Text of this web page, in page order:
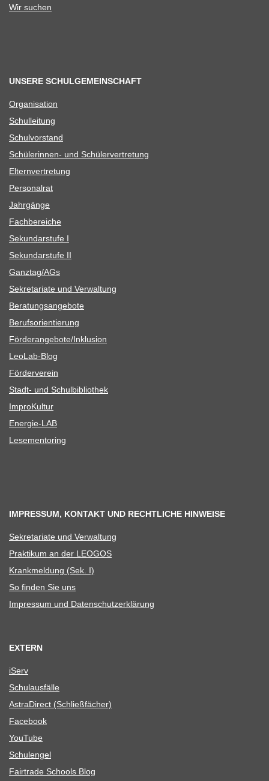
Wir suchen
UNSERE SCHULGEMEINSCHAFT
Orga­ni­sa­tion
Schul­lei­tung
Schul­vor­stand
Schü­le­rin­nen- und Schülervertretung
Eltern­ver­tre­tung
Per­so­nal­rat
Jahr­gänge
Fach­be­rei­che
Sekun­dar­stufe I
Sekun­dar­stufe II
Ganztag/​​AGs
Sekre­ta­riate und Verwaltung
Bera­tungs­an­ge­bote
Berufs­ori­en­tie­rung
Förderangebote/​​Inklusion
Leo­Lab-Blog
För­der­ver­ein
Stadt- und Schulbibliothek
Impro­Kul­tur
Ener­­gie-LAB
Lese­men­to­ring
IMPRESSUM, KONTAKT UND RECHTLICHE HINWEISE
Sekre­ta­riate und Verwaltung
Prak­ti­kum an der LEOGOS
Krank­mel­dung (Sek. I)
So fin­den Sie uns
Impres­sum und Datenschutzerklärung
EXTERN
iServ
Schul­aus­fälle
Astra­Di­rect (Schließ­fä­cher)
Face­book
You­Tube
Schul­en­gel
Fair­trade Schools Blog